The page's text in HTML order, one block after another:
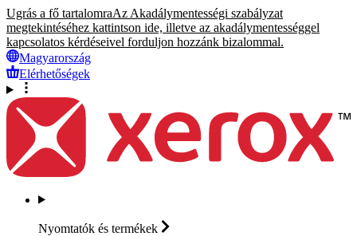
Ugrás a fő tartalomraAz Akadálymentességi szabályzat
megtekintéséhez kattintson ide, illetve az akadálymentességgel
kapcsolatos kérdéseivel forduljon hozzánk bizalommal.
Magyarország
Elérhetőségek
Nyomtatók és termékek